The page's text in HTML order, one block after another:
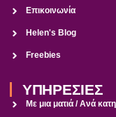
Επικοινωνία
Helen's Blog
Freebies
ΥΠΗΡΕΣΙΕΣ
Με μια ματιά / Ανά